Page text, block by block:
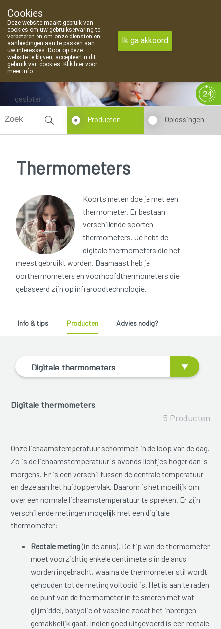
09 373 94 03
gesloten
Producten Oplossingen
Thermometers
Koorts meten doe je met een
thermometer. Er bestaan
verschillende soorten
thermometers. Je hebt de
digitale thermometers die het
meest gebruikt worden. Daarnaast heb je
oorthermometers en voorhoofdthermometers die
gebaseerd zijn op infraroodtechnologie.
Info & tips Producten Advies nodig?
Digitale thermometers
Digitale thermometers
5 Producten
Onze lichaamstemperatuur schommelt in de loop van de dag.
Zo is de lichaamstemperatuur 's avonds lichtjes hoger dan 's
morgens. Er is een verschil tussen de centrale temperatuur
en deze aan het huidoppervlak. Daarom is het moeilijk om
over een normale lichaamstemperatuur te spreken. Er zijn
verschillende metingen mogelijk met een digitale
thermometer:
Rectale meting(in de anus). De tip van de thermometer
moet voorzichtig enkele centimeters in de anus
worden ingebracht, waarna de thermometer stil wordt
gehouden tot de meting voltooid is. Het is aan te raden
de punt van de thermometer in te smeren met wat
glijmiddel, babyolie of vaseline zodat het inbrengen
gemakkelijk gaat. Indien goed uitgevoerd is een rectale
Cookies
Deze website maakt gebruik van
cookies om uw gebruikservaring te
verbeteren en om onze diensten en
aanbiedingen aan te passen aan
uw interesses. Door op deze
website te blijven, accepteert u dit
gebruik van cookies. Klik hier voor
meer info.
Ik ga akkoord